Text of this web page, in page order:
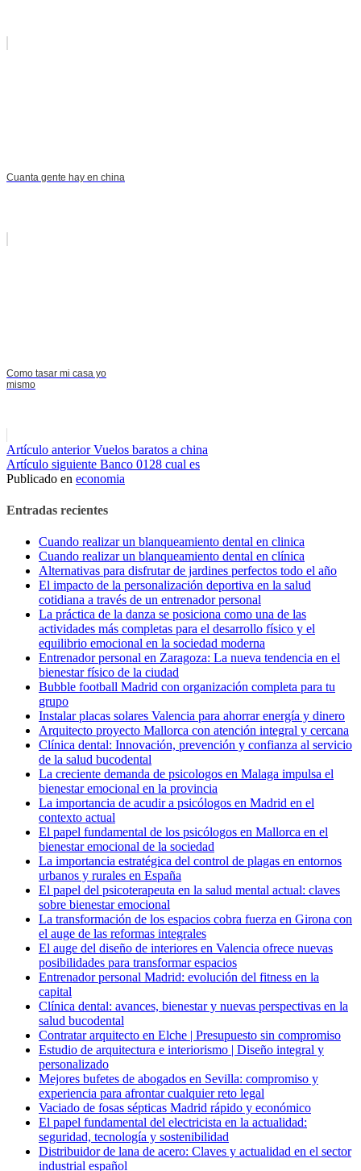
Cuanta gente hay en china
Como tasar mi casa yo
mismo
Seguir
leyendo
Artículo anteriorVuelos baratos a china
Artículo siguiente Banco 0128 cual es
Publicado en economia
Entradas recientes
Cuando realizar un blanqueamiento dental en clinica
Cuando realizar un blanqueamiento dental en clínica
Alternativas para disfrutar de jardines perfectos todo el año
El impacto de la personalización deportiva en la salud
cotidiana a través de un entrenador personal
La práctica de la danza se posiciona como una de las
actividades más completas para el desarrollo físico y el
equilibrio emocional en la sociedad moderna
Entrenador personal en Zaragoza: La nueva tendencia en el
bienestar físico de la ciudad
Bubble football Madrid con organización completa para tu
grupo
Instalar placas solares Valencia para ahorrar energía y dinero
Arquitecto proyecto Mallorca con atención integral y cercana
Clínica dental: Innovación, prevención y confianza al servicio
de la salud bucodental
La creciente demanda de psicologos en Malaga impulsa el
bienestar emocional en la provincia
La importancia de acudir a psicólogos en Madrid en el
contexto actual
El papel fundamental de los psicólogos en Mallorca en el
bienestar emocional de la sociedad
La importancia estratégica del control de plagas en entornos
urbanos y rurales en España
El papel del psicoterapeuta en la salud mental actual: claves
sobre bienestar emocional
La transformación de los espacios cobra fuerza en Girona con
el auge de las reformas integrales
El auge del diseño de interiores en Valencia ofrece nuevas
posibilidades para transformar espacios
Entrenador personal Madrid: evolución del fitness en la
capital
Clínica dental: avances, bienestar y nuevas perspectivas en la
salud bucodental
Contratar arquitecto en Elche | Presupuesto sin compromiso
Estudio de arquitectura e interiorismo | Diseño integral y
personalizado
Mejores bufetes de abogados en Sevilla: compromiso y
experiencia para afrontar cualquier reto legal
Vaciado de fosas sépticas Madrid rápido y económico
El papel fundamental del electricista en la actualidad:
seguridad, tecnología y sostenibilidad
Distribuidor de lana de acero: Claves y actualidad en el sector
industrial español